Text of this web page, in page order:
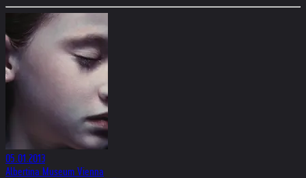
05.01.2013
Albertina Museum Vienna